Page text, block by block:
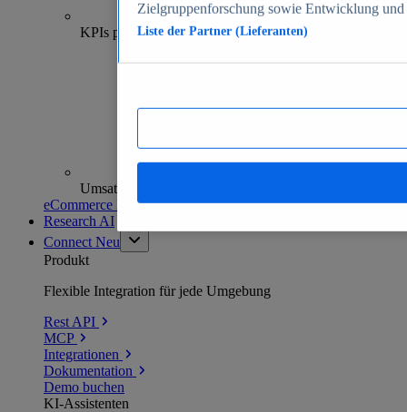
70+
KPIs pro Shop
Umsatzanalysen und -prognosen
eCommerce Insights entdecken
Research AI
Connect Neu
Produkt
Flexible Integration für jede Umgebung
Rest API
MCP
Integrationen
Dokumentation
Demo buchen
KI-Assistenten
Zielgruppenforschung sowie Entwicklung
Liste der Partner (Lieferanten)